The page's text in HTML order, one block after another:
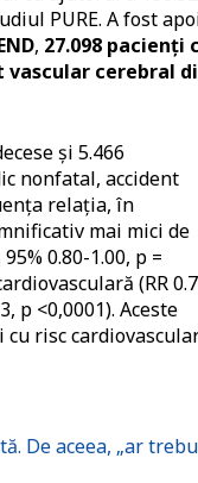
PURE. A fost
, 27.098 pacienți
vascular cerebral
și 5.466
nonfatal, accident
relația, în
mai mici de
0.80-1.00, p =
(RR
p <0,0001). Aceste
risc
De aceea, „ar